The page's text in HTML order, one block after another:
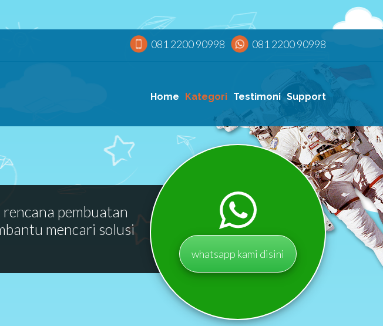
081 2200 90998 081 2200 90998
Home Kategori Testimoni Support
pembuatan
mencari solusi
whatsapp kami disini